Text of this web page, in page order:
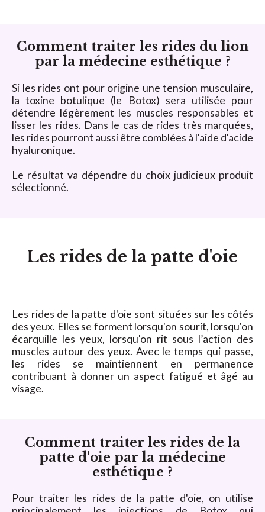
Comment traiter les rides du lion
par la médecine esthétique ?
Si les rides ont pour origine une tension musculaire,
la toxine botulique (le Botox) sera utilisée pour
détendre légèrement les muscles responsables et
lisser les rides. Dans le cas de rides très marquées,
les rides pourront aussi être comblées à l'aide d'acide
hyaluronique.
Le résultat va dépendre du choix judicieux produit
sélectionné.
Les rides de la patte d'oie
Les rides de la patte d'oie sont situées sur les côtés
des yeux. Elles se forment lorsqu'on sourit, lorsqu'on
écarquille les yeux, lorsqu'on rit sous l’action des
muscles autour des yeux. Avec le temps qui passe,
les rides se maintiennent en permanence
contribuant à donner un aspect fatigué et âgé au
visage.
Comment traiter les rides de la
patte d'oie par la médecine
esthétique ?
Pour traiter les rides de la patte d'oie, on utilise